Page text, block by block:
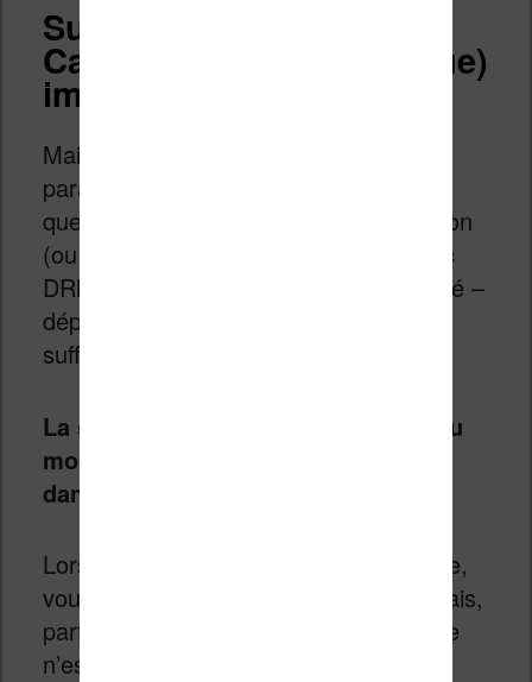
Supprimer un DRM avec
Calibre : mission (presque)
impossible ?
Maintenant que Calibre est lancé et
paramétrer vous devez ajoutez le livre
que vous avez télécharger chez Amazon
(ou un autre fournisseur d’ebooks avec
DRM) dans votre bibliothèque (un glissé –
déposé sur la page principale devrait
suffire).
La suppression du DRM intervient au
moment de l’ajout du fichier ebook
dans Calibre
Lorsque votre livre est bien dans la liste,
vous pouvez tenter une conversion. Mais,
parfois, Calibre va vite vous dire que ce
n’est pas possible avec un message :